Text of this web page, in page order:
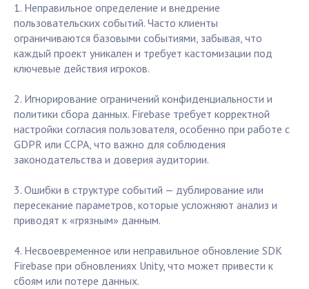
1. Неправильное определение и внедрение
пользовательских событий. Часто клиенты
ограничиваются базовыми событиями, забывая, что
каждый проект уникален и требует кастомизации под
ключевые действия игроков.
2. Игнорирование ограничений конфиденциальности и
политики сбора данных. Firebase требует корректной
настройки согласия пользователя, особенно при работе с
GDPR или CCPA, что важно для соблюдения
законодательства и доверия аудитории.
3. Ошибки в структуре событий — дублирование или
пересекание параметров, которые усложняют анализ и
приводят к «грязным» данным.
4. Несвоевременное или неправильное обновление SDK
Firebase при обновлениях Unity, что может привести к
сбоям или потере данных.